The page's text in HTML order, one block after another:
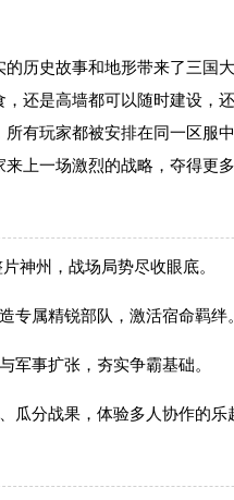
历史故事和地形带来了三国
还是高墙都可以随时建设，
有玩家都被安排在同一区服
上一场激烈的战略，夺得更多
神州，战场局势尽收眼底。
属精锐部队，激活宿命羁绊。
事扩张，夯实争霸基础。
分战果，体验多人协作的乐